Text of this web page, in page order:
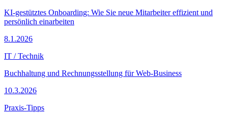
KI-gestütztes Onboarding: Wie Sie neue Mitarbeiter effizient und
persönlich einarbeiten
8.1.2026
IT / Technik
Buchhaltung und Rechnungsstellung für Web-Business
10.3.2026
Praxis-Tipps